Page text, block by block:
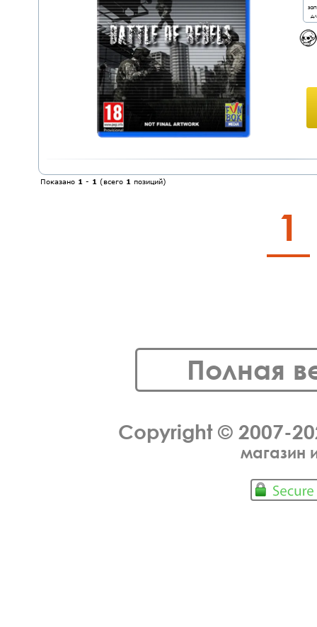
Показано 1 - 1 (всего 1 позиций)
1
Полная
Copyright © 2007-
магазин